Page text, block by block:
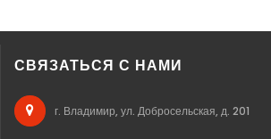
СВЯЗАТЬСЯ С НАМИ
г. Владимир, ул. Добросельская, д. 201